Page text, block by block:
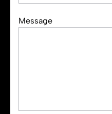
Message